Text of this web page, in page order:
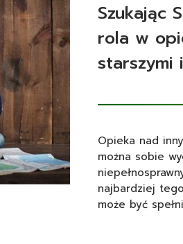
Szukając
rola w
starszymi
Opieka nad
można sobie
najbardziej
może być